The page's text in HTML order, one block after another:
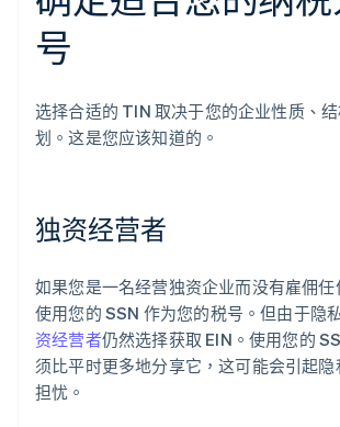
号
选择合适的 TIN 取决于您的企业性质、
划。这是您应该知道的。
独资经营者
如果您是一名经营独资企业而没有雇佣
使用您的 SSN 作为您的税号。但由于隐
资经营者仍然选择获取 EIN。使用您的
须比平时更多地分享它，这可能会引起
担忧。